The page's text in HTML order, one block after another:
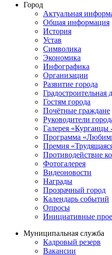
Город
Актуальная
Общая информация
История
Устав
Символика
Экономика
Инфографика
Организации
Развитие города
Градостроительная
Гостям города
Почётные граждане
Руководители
Галерея «Курганцы
Программа
Премия
Противодействие
Фотогалерея
Видеоновости
Награды
Прозрачный город
Календарь событий
Опросы
Инициативные
Муниципальная служба
Кадровый резерв
Вакансии